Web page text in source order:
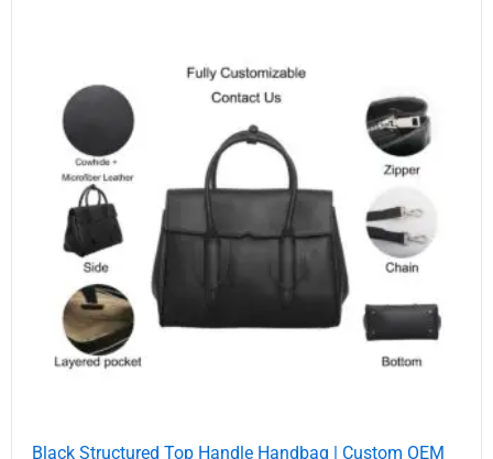
Black Structured Top Handle Handbag | Custom OEM